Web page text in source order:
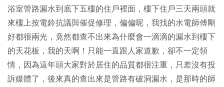
浴室管路漏水到底下五樓的住戶裡面，樓下住戶三天兩頭就
來樓上按電鈴抗議與催促修理，偏偏呢，我找的水電師傅剛
好都很兩光，竟然都查不出來為什麼會一滴滴的漏水到樓下
的天花板，我的天啊！只能一直跟人家道歉，卻不一定領
情，因為這年頭大家對於居住的品質都很注重，只差沒有投
訴媒體了，後來真的查出來是管路有破洞漏水，是那時的師